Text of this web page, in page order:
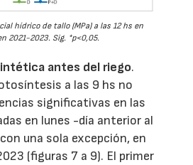
hídrico de tallo (MPa) a las 12 hs en
2021-2023. Sig. *p<0,05.
antes del riego.
a las 9 hs no
significativas en las
en lunes -día anterior al
una sola excepción, en
(figuras 7 a 9). El primer